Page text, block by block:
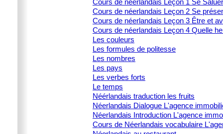
Cours de néerlandais Leçon 1 Se Saluer
Cours de néerlandais Leçon 2 Se
Cours de néerlandais Leçon 3 Être et
Cours de néerlandais Leçon 4 Quelle
Les couleurs
Les formules de politesse
Les nombres
Les pays
Les verbes forts
Le temps
Néérlandais traduction les fruits
Néerlandais Dialogue L'agence
Néerlandais Introduction L'agence
Cours de Néerlandais vocabulaire